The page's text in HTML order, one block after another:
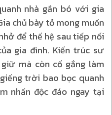
nhà gắn bó với gia
chủ bày tỏ mong muốn
để thế hệ sau tiếp nối
gia đình. Kiến trúc sư
mà còn cố gắng làm
trời bao bọc quanh
nhấn độc đáo ngay tại